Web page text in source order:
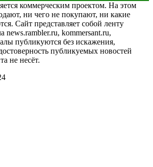
коммерческим проектом. На этом
ни чего не покупают, ни какие
Сайт представляет собой ленту
news.rambler.ru, kommersant.ru,
публикуются без искажения,
публикуемых новостей
не несёт.